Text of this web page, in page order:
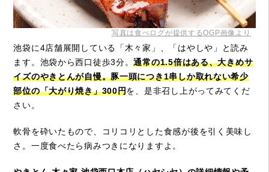
写真は食べログが提供するOGP画像より
池袋に4店舗展開している「木々家」、「はやしや」と読み
ます。池袋から西口徒歩3分。通常の1.5倍はある、大きめサ
イズのやきとんが自慢。豚一頭につき1串しか取れない希少
部位の「大がり焼き」300円を、是非召し上がってみてくだ
さい。
軟骨を砕いたもので、コリコリとした食感が後を引く美味し
さ。一度食べたら病みつきになりますよ。